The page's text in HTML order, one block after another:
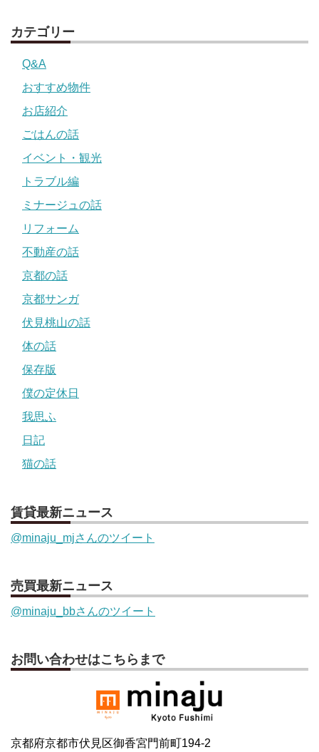
カテゴリー
Q&A
おすすめ物件
お店紹介
ごはんの話
イベント・観光
トラブル編
ミナージュの話
リフォーム
不動産の話
京都の話
京都サンガ
伏見桃山の話
体の話
保存版
僕の定休日
我思ふ
日記
猫の話
賃貸最新ニュース
@minaju_mjさんのツイート
売買最新ニュース
@minaju_bbさんのツイート
お問い合わせはこちらまで
京都府京都市伏見区御香宮門前町194-2